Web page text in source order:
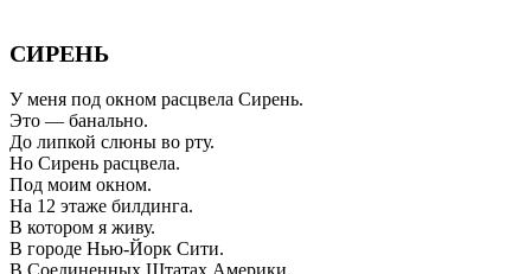
СИРЕНЬ
У меня под окном расцвела Сирень.
Это — банально.
До липкой слюны во рту.
Но Сирень расцвела.
Под моим окном.
На 12 этаже билдинга.
В котором я живу.
В городе Нью-Йорк Сити.
В Соединенных Штатах Америки.